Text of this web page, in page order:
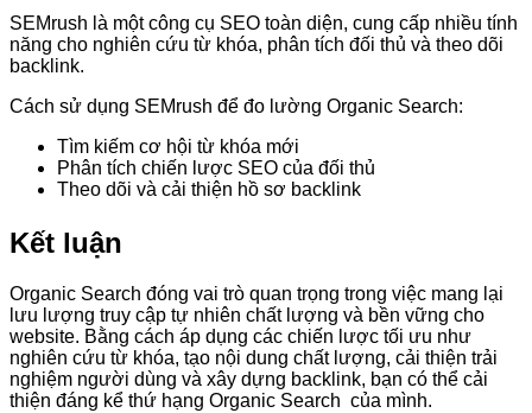
SEMrush là một công cụ SEO toàn diện, cung cấp nhiều tính
năng cho nghiên cứu từ khóa, phân tích đối thủ và theo dõi
backlink.
Cách sử dụng SEMrush để đo lường Organic Search:
Tìm kiếm cơ hội từ khóa mới
Phân tích chiến lược SEO của đối thủ
Theo dõi và cải thiện hồ sơ backlink
Kết luận
Organic Search đóng vai trò quan trọng trong việc mang lại
lưu lượng truy cập tự nhiên chất lượng và bền vững cho
website. Bằng cách áp dụng các chiến lược tối ưu như
nghiên cứu từ khóa, tạo nội dung chất lượng, cải thiện trải
nghiệm người dùng và xây dựng backlink, bạn có thể cải
thiện đáng kể thứ hạng Organic Search của mình.